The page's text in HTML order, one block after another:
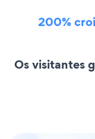
200%
Os visitantes